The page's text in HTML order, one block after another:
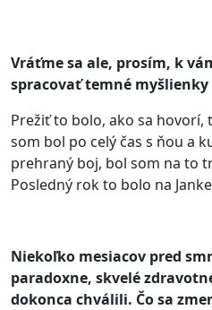
Vráťme sa ale, prosím, k
spracovať temné myšlienky
Prežiť to bolo, ako sa hovorí,
som bol po celý čas s ňou a
prehraný boj, bol som na to
Posledný rok to bolo na
Niekoľko mesiacov pred
paradoxne, skvelé
dokonca chválili. Čo sa